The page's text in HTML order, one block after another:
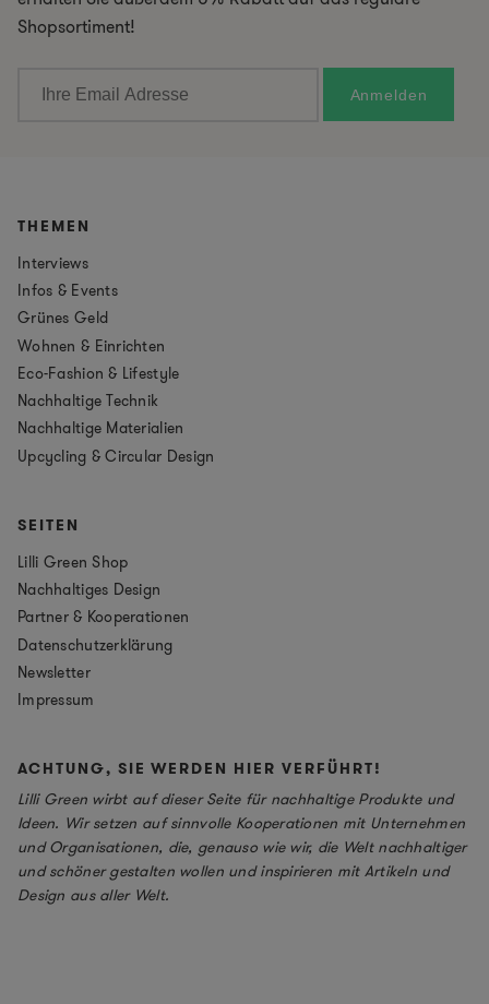
Shopsortiment!
THEMEN
Interviews
Infos & Events
Grünes Geld
Wohnen & Einrichten
Eco-Fashion & Lifestyle
Nachhaltige Technik
Nachhaltige Materialien
Upcycling & Circular Design
SEITEN
Lilli Green Shop
Nachhaltiges Design
Partner & Kooperationen
Datenschutzerklärung
Newsletter
Impressum
ACHTUNG, SIE WERDEN HIER VERFÜHRT!
Lilli Green wirbt auf dieser Seite für nachhaltige Produkte und
Ideen. Wir setzen auf sinnvolle Kooperationen mit Unternehmen
und Organisationen, die, genauso wie wir, die Welt nachhaltiger
und schöner gestalten wollen und inspirieren mit Artikeln und
Design aus aller Welt.